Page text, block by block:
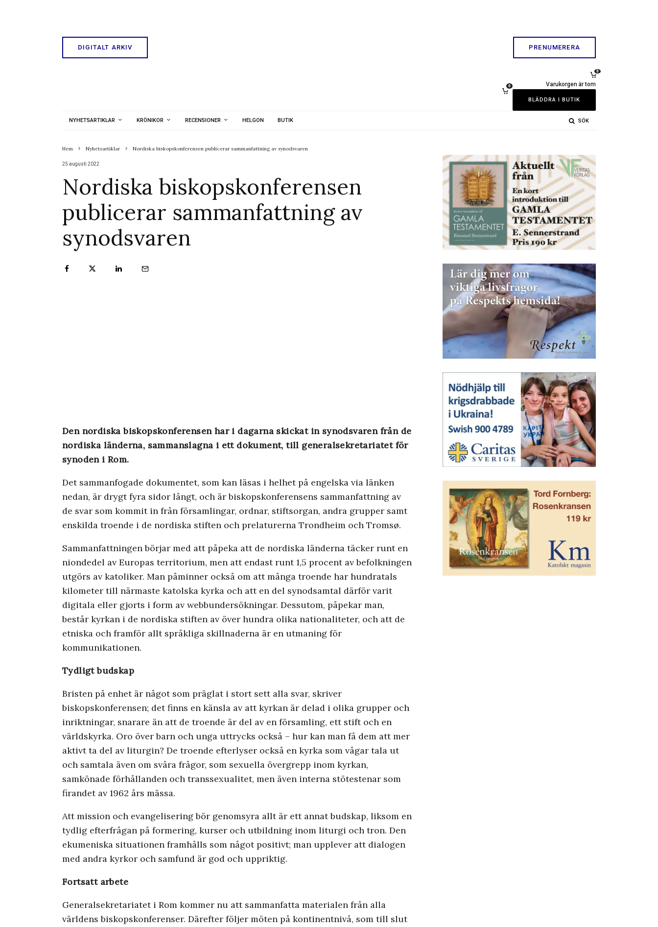
DIGITALT ARKIV PRENUMERERA
0
0
Varukorgen är tom
BLÄDDRA I BUTIK
NYHETSARTIKLAR KRÖNIKOR RECENSIONER HELGON BUTIK SÖK
Hem Nyhetsartiklar Nordiska biskopskonferensen publicerar sammanfattning av synodsvaren
25 augusti 2022
Nordiska biskopskonferensen
publicerar sammanfattning av
synodsvaren
Den nordiska biskopskonferensen har i dagarna skickat in synodsvaren från de
nordiska länderna, sammanslagna i ett dokument, till generalsekretariatet för
synoden i Rom.
Det sammanfogade dokumentet, som kan läsas i helhet på engelska via länken
nedan, är drygt fyra sidor långt, och är biskopskonferensens sammanfattning av
de svar som kommit in från församlingar, ordnar, stiftsorgan, andra grupper samt
enskilda troende i de nordiska stiften och prelaturerna Trondheim och Tromsø.
Sammanfattningen börjar med att påpeka att de nordiska länderna täcker runt en
niondedel av Europas territorium, men att endast runt 1,5 procent av befolkningen
utgörs av katoliker. Man påminner också om att många troende har hundratals
kilometer till närmaste katolska kyrka och att en del synodsamtal därför varit
digitala eller gjorts i form av webbundersökningar. Dessutom, påpekar man,
består kyrkan i de nordiska stiften av över hundra olika nationaliteter, och att de
etniska och framför allt språkliga skillnaderna är en utmaning för
kommunikationen.
Tydligt budskap
Bristen på enhet är något som präglat i stort sett alla svar, skriver
biskopskonferensen; det finns en känsla av att kyrkan är delad i olika grupper och
inriktningar, snarare än att de troende är del av en församling, ett stift och en
världskyrka. Oro över barn och unga uttrycks också – hur kan man få dem att mer
aktivt ta del av liturgin? De troende efterlyser också en kyrka som vågar tala ut
och samtala även om svåra frågor, som sexuella övergrepp inom kyrkan,
samkönade förhållanden och transsexualitet, men även interna stötestenar som
firandet av 1962 års mässa.
Att mission och evangelisering bör genomsyra allt är ett annat budskap, liksom en
tydlig efterfrågan på formering, kurser och utbildning inom liturgi och tron. Den
ekumeniska situationen framhålls som något positivt; man upplever att dialogen
med andra kyrkor och samfund är god och uppriktig.
Fortsatt arbete
Generalsekretariatet i Rom kommer nu att sammanfatta materialen från alla
världens biskopskonferenser. Därefter följer möten på kontinentnivå, som till slut